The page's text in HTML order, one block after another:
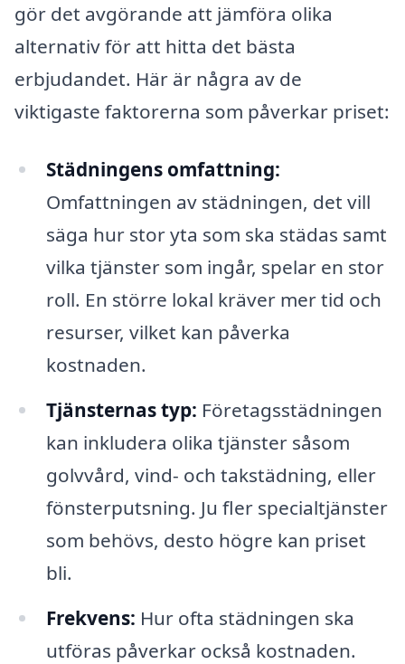
gör det avgörande att jämföra olika
alternativ för att hitta det bästa
erbjudandet. Här är några av de
viktigaste faktorerna som påverkar priset:
Städningens omfattning:
Omfattningen av städningen, det vill
säga hur stor yta som ska städas samt
vilka tjänster som ingår, spelar en stor
roll. En större lokal kräver mer tid och
resurser, vilket kan påverka
kostnaden.
Tjänsternas typ: Företagsstädningen
kan inkludera olika tjänster såsom
golvvård, vind- och takstädning, eller
fönsterputsning. Ju fler specialtjänster
som behövs, desto högre kan priset
bli.
Frekvens: Hur ofta städningen ska
utföras påverkar också kostnaden.